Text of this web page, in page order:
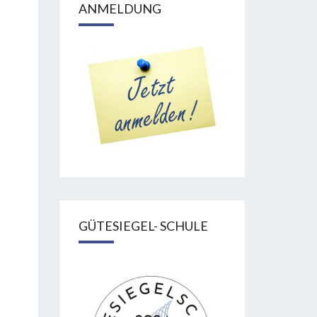
ANMELDUNG
GÜTESIEGEL- SCHULE